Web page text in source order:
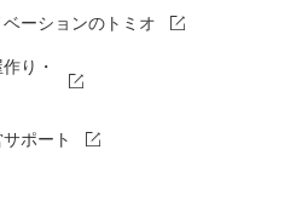
ーションのトミオ
り・
ポート